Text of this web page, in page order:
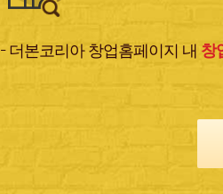
– 더본코리아 창업홈페이지 내 창